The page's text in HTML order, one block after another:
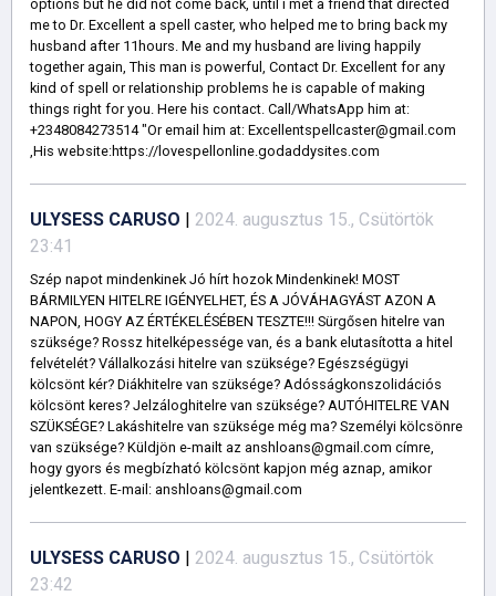
options but he did not come back, until i met a friend that directed
me to Dr. Excellent a spell caster, who helped me to bring back my
husband after 11hours. Me and my husband are living happily
together again, This man is powerful, Contact Dr. Excellent for any
kind of spell or relationship problems he is capable of making
things right for you. Here his contact. Call/WhatsApp him at:
+2348084273514 "Or email him at: Excellentspellcaster@gmail.com
,His website:https://lovespellonline.godaddysites.com
ULYSESS CARUSO | 2024. augusztus 15., Csütörtök
23:41
Szép napot mindenkinek Jó hírt hozok Mindenkinek! MOST
BÁRMILYEN HITELRE IGÉNYELHET, ÉS A JÓVÁHAGYÁST AZON A
NAPON, HOGY AZ ÉRTÉKELÉSÉBEN TESZTE!!! Sürgősen hitelre van
szüksége? Rossz hitelképessége van, és a bank elutasította a hitel
felvételét? Vállalkozási hitelre van szüksége? Egészségügyi
kölcsönt kér? Diákhitelre van szüksége? Adósságkonszolidációs
kölcsönt keres? Jelzáloghitelre van szüksége? AUTÓHITELRE VAN
SZÜKSÉGE? Lakáshitelre van szüksége még ma? Személyi kölcsönre
van szüksége? Küldjön e-mailt az anshloans@gmail.com címre,
hogy gyors és megbízható kölcsönt kapjon még aznap, amikor
jelentkezett. E-mail: anshloans@gmail.com
ULYSESS CARUSO | 2024. augusztus 15., Csütörtök
23:42